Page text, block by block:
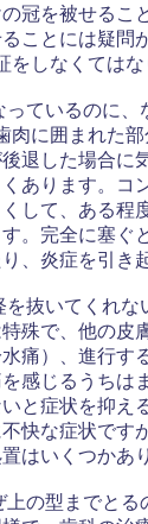
冠を被せるこ
ことには疑問
しなくてはな
ているのに、
に囲まれた部
退した場合に
あります。コ
して、ある程
。完全に塞ぐ
、炎症を引き
抜いてくれな
殊で、他の皮
痛）、進行す
感じるうちは
と症状を抑え
快な症状です
はいくつかあ
の型までとる